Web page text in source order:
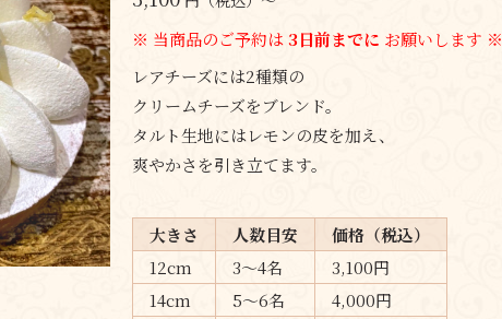
※ 当商品のご予約は3日前までに お願いします ※
レアチーズには2種類の
クリームチーズをブレンド。
タルト生地にはレモンの皮を加え、
爽やかさを引き立てます。
大きさ 人数目安
価格（税込）
12cm
3〜4名
3,100円
14cm
5〜6名
4,000円